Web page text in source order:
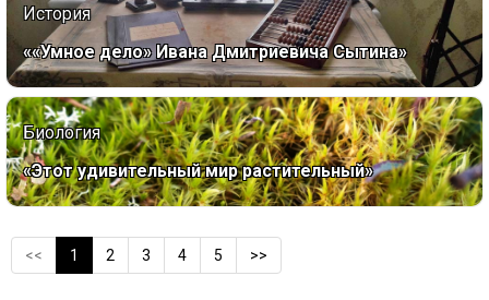
История
««Умное дело» Ивана Дмитриевича Сытина»
Биология
«Этот удивительный мир растительный»
<< 1 2 3 4 5 >>